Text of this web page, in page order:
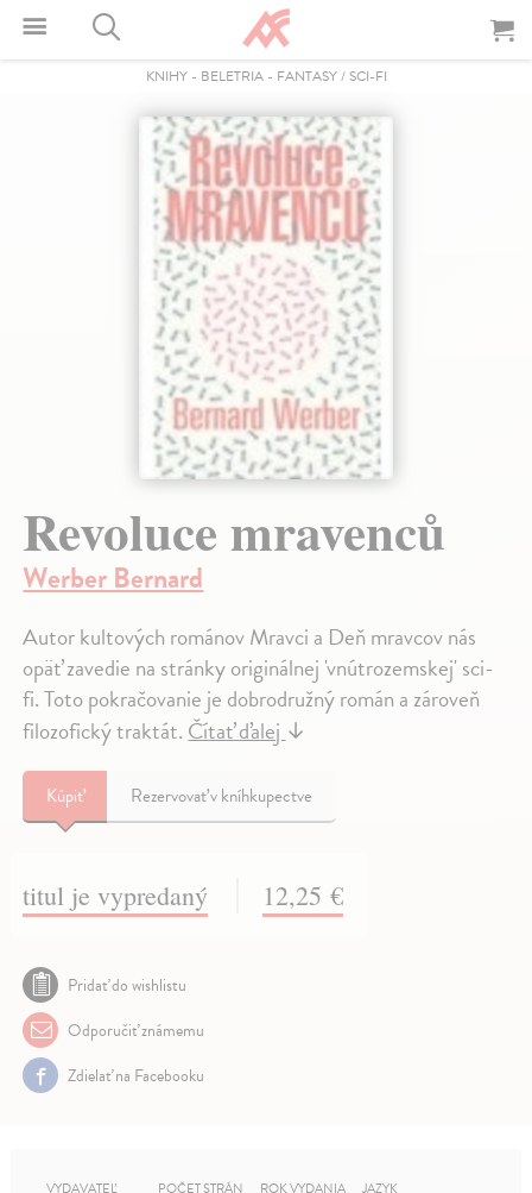
KNIHY- BELETRIA- FANTASY / SCI-FI
Revoluce mravenců
Werber Bernard
Autor kultových románov Mravci a Deň mravcov nás
opäť zavedie na stránky originálnej 'vnútrozemskej' sci-
fi. Toto pokračovanie je dobrodružný román a zároveň
filozofický traktát. Čítať ďalej ↓
Kúpiť Rezervovať v kníhkupectve
titul je vypredaný 12,25 €
Pridať do wishlistu
Odporučiť známemu
Zdielať na Facebooku